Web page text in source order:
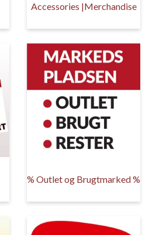
Accessories |Merchandise
% Outlet og Brugtmarked %